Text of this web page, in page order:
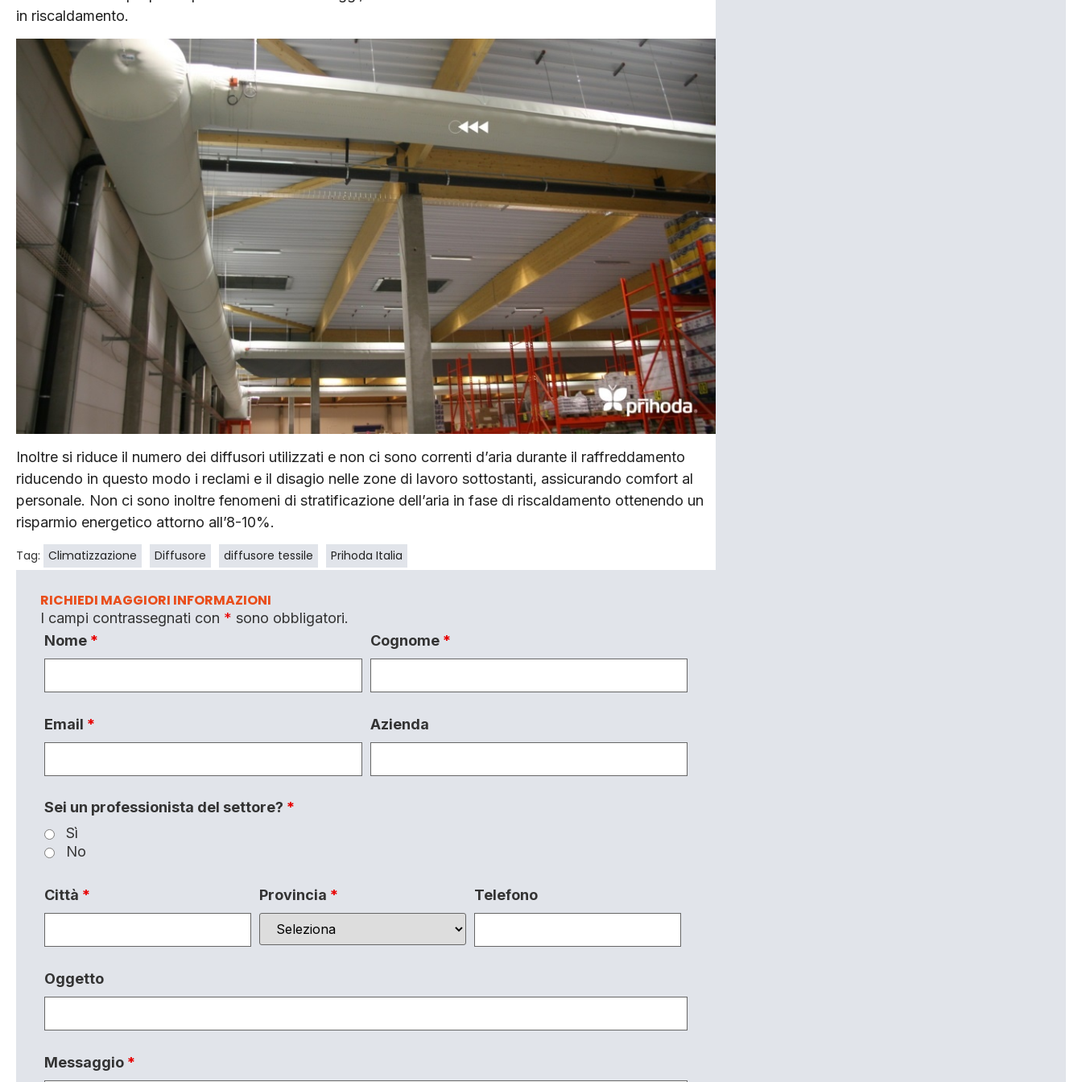
in riscaldamento.
Inoltre si riduce il numero dei diffusori utilizzati e non ci sono correnti d’aria durante il raffreddamento
riducendo in questo modo i reclami e il disagio nelle zone di lavoro sottostanti, assicurando comfort al
personale. Non ci sono inoltre fenomeni di stratificazione dell’aria in fase di riscaldamento ottenendo un
risparmio energetico attorno all’8-10%.
Tag: Climatizzazione Diffusore diffusore tessile Prihoda Italia
RICHIEDI MAGGIORI INFORMAZIONI
I campi contrassegnati con * sono obbligatori.
Nome * Cognome *
Email * Azienda
Sei un professionista del settore? *
Sì
No
Città * Provincia * Telefono
Oggetto
Messaggio *